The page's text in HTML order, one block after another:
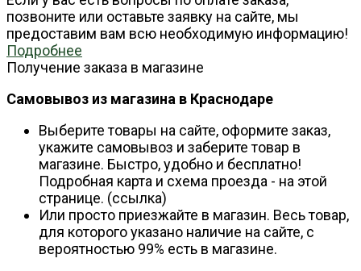
позвоните или оставьте заявку на сайте, мы
предоставим вам всю необходимую информацию!
Подробнее
Получение заказа в магазине
Самовывоз из магазина в Краснодаре
Выберите товары на сайте, оформите заказ,
укажите самовывоз и заберите товар в
магазине. Быстро, удобно и бесплатно!
Подробная карта и схема проезда - на этой
странице. (ссылка)
Или просто приезжайте в магазин. Весь товар,
для которого указано наличие на сайте, с
вероятностью 99% есть в магазине.